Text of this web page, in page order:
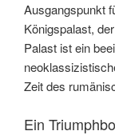
Ausgangspunkt
Königspalast,
Palast ist ein
Zeit des
Ein